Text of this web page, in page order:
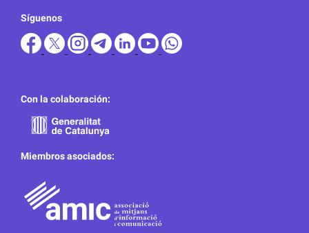
Síguenos
Con la colaboración:
Miembros asociados: